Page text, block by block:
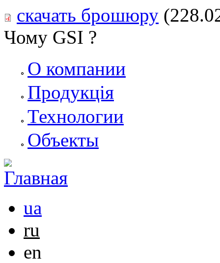
скачать брошюру
Чому GSI ?
О компании
Продукція
Технологии
Объекты
ua
ru
en